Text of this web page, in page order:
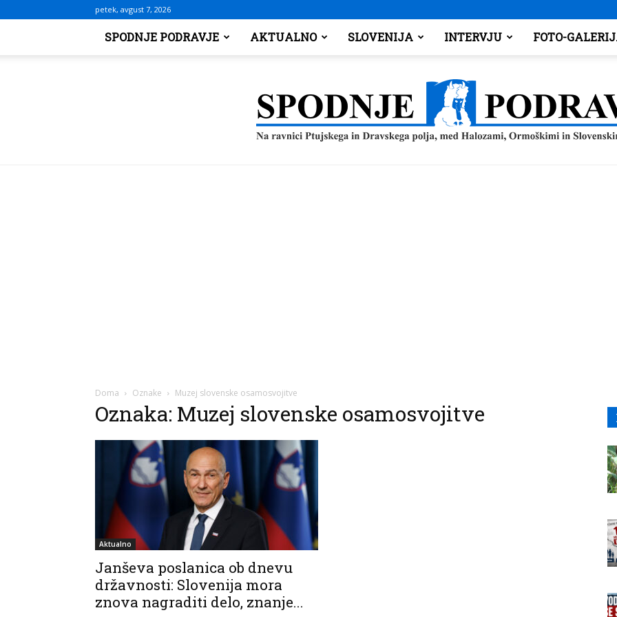
petek, avgust 7, 2026
SPODNJE PODRAVJE AKTUALNO SLOVENIJA INTERVJU FOTO-
Doma Oznake Muzej slovenske osamosvojitve
Oznaka: Muzej slovenske osamosvojitve
Aktualno
Janševa poslanica ob dnevu
državnosti: Slovenija mora
znova nagraditi delo, znanje...